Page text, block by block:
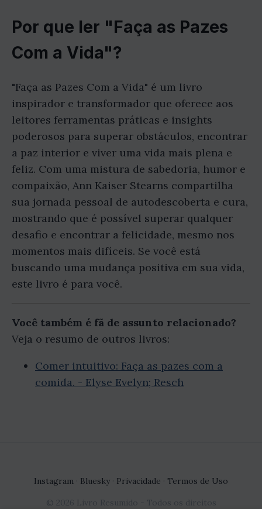
Por que ler "Faça as Pazes
Com a Vida"?
"Faça as Pazes Com a Vida" é um livro
inspirador e transformador que oferece aos
leitores ferramentas práticas e insights
poderosos para superar obstáculos, encontrar
a paz interior e viver uma vida mais plena e
feliz. Com uma mistura de sabedoria, humor e
compaixão, Ann Kaiser Stearns compartilha
sua jornada pessoal de autodescoberta e cura,
mostrando que é possível superar qualquer
desafio e encontrar a felicidade, mesmo nos
momentos mais difíceis. Se você está
buscando uma mudança positiva em sua vida,
este livro é para você.
Você também é fã de assunto relacionado?
Veja o resumo de outros livros:
Comer intuitivo: Faça as pazes com a
comida. - Elyse Evelyn; Resch
Instagram · Bluesky· Privacidade · Termos de Uso
© 2026 Livro Resumido - Todos os direitos